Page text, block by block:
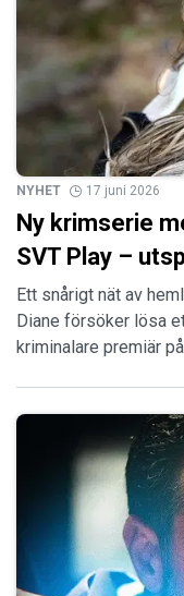
NYHET 17 juni 2026
Ny krimserie
SVT Play –
Ett snårigt nät av
Diane försöker lösa
kriminalare premiär